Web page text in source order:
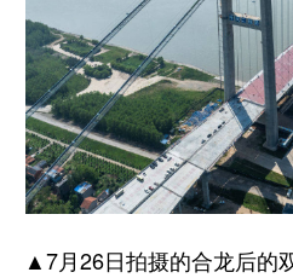
▲7月26日拍摄的合龙后的